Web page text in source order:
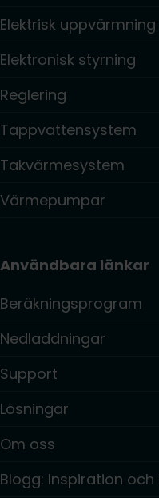
Elektrisk uppvärmning
Elektronisk styrning
Reglering
Tappvattensystem
Takvärmesystem
Värmepumpar
Användbara länkar
Beräkningsprogram
Nedladdningar
Support
Lösningar
Om oss
Blogg: Inspiration och